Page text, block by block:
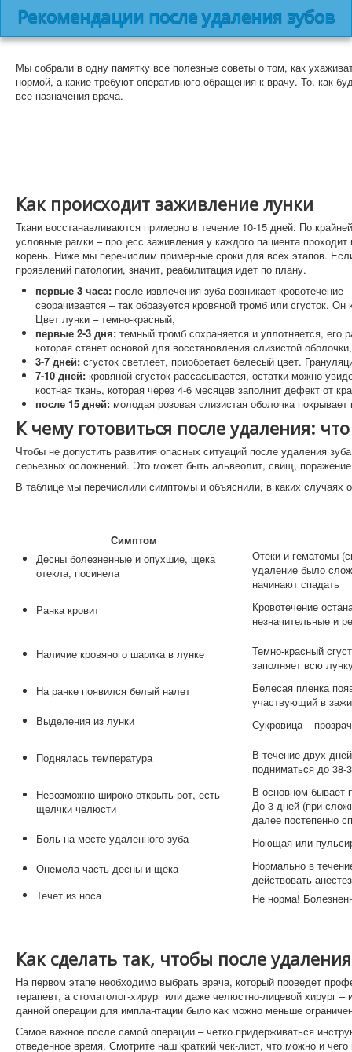
Рекомендации после удаления зубов
Мы собрали в одну памятку все полезные советы о том, как
нормой, а какие требуют оперативного обращения к врачу. То, как
все назначения врача.
Как происходит заживление лунки
Ткани восстанавливаются примерно в течение 10-15 дней. По
условные рамки – процесс заживления у каждого пациента
корень. Ниже мы перечислим примерные сроки для всех этапов.
проявлений патологии, значит, реабилитация идет по плану.
первые 3 часа: после извлечения зуба возникает
сворачивается – так образуется кровяной тромб или сгусток.
Цвет лунки – темно-красный,
первые 2-3 дня: темный тромб сохраняется и уплотняется, его
которая станет основой для восстановления слизистой оболочки,
3-7 дней: сгусток светлеет, приобретает белесый цвет.
7-10 дней: кровяной сгусток рассасывается, остатки можно
костная ткань, которая через 4-6 месяцев заполнит дефект от
после 15 дней: молодая розовая слизистая оболочка
К чему готовиться после удаления:
Чтобы не допустить развития опасных ситуаций после удаления
серьезных осложнений. Это может быть альвеолит, свищ,
В таблице мы перечислили симптомы и объяснили, в каких случаях
Симптом
Десны болезненные и опухшие, щека
отекла, посинела
Отеки и гематомы
удаление было
начинают спадать
Ранка кровит
Кровотечение
незначительные и
Наличие кровяного шарика в лунке
Темно-красный
заполняет всю
На ранке появился белый налет
Белесая пленка
участвующий в
Выделения из лунки
Сукровица –
Поднялась температура
В течение двух
подниматься до 38-
Невозможно широко открыть рот, есть
щелчки челюсти
В основном бывает
До 3 дней (при
далее постепенно
Боль на месте удаленного зуба
Ноющая или
Онемела часть десны и щека
Нормально в
действовать
Течет из носа
Не норма!
Как сделать так, чтобы после
На первом этапе необходимо выбрать врача, который проведет
терапевт, а стоматолог-хирург или даже челюстно-лицевой хирург
данной операции для имплантации было как можно меньше
Самое важное после самой операции – четко придерживаться
отведенное время. Смотрите наш краткий чек-лист, что можно и